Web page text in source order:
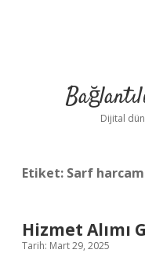
Dijital
Etiket: Sarf
Hizmet Alımı
Tarih: Mart 29, 2025